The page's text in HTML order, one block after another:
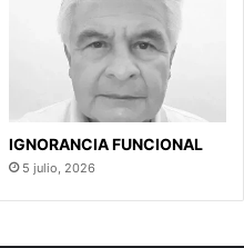
IGNORANCIA FUNCIONAL
5 julio, 2026